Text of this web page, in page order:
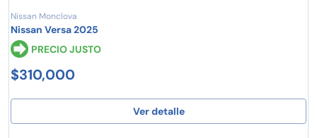
Nissan Monclova
Nissan Versa 2025
PRECIO JUSTO
$310,000
Ver detalle